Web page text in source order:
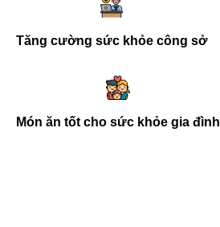
Tăng cường sức khỏe công sở
Món ăn tốt cho sức khỏe gia đình